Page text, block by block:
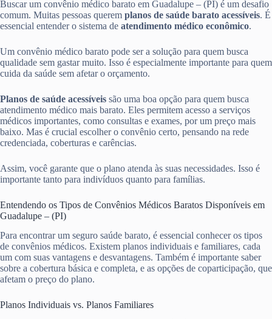
Buscar um convênio médico barato em Guadalupe – (PI) é um desafio
comum. Muitas pessoas querem planos de saúde barato acessíveis. É
essencial entender o sistema de atendimento médico econômico.
Um convênio médico barato pode ser a solução para quem busca
qualidade sem gastar muito. Isso é especialmente importante para quem
cuida da saúde sem afetar o orçamento.
Planos de saúde acessíveis são uma boa opção para quem busca
atendimento médico mais barato. Eles permitem acesso a serviços
médicos importantes, como consultas e exames, por um preço mais
baixo. Mas é crucial escolher o convênio certo, pensando na rede
credenciada, coberturas e carências.
Assim, você garante que o plano atenda às suas necessidades. Isso é
importante tanto para indivíduos quanto para famílias.
Entendendo os Tipos de Convênios Médicos Baratos Disponíveis em
Guadalupe – (PI)
Para encontrar um seguro saúde barato, é essencial conhecer os tipos
de convênios médicos. Existem planos individuais e familiares, cada
um com suas vantagens e desvantagens. Também é importante saber
sobre a cobertura básica e completa, e as opções de coparticipação, que
afetam o preço do plano.
Planos Individuais vs. Planos Familiares